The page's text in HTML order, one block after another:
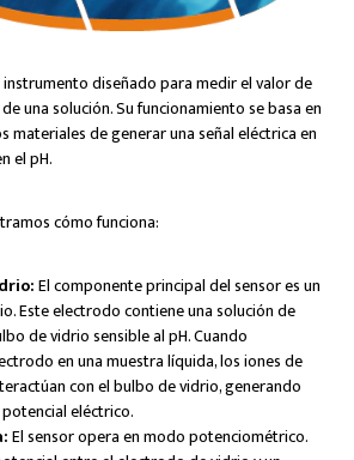
instrumento diseñado para medir el valor de
una solución. Su funcionamiento se basa en
materiales de generar una señal eléctrica en
el pH.
cómo funciona:
El componente principal del sensor es un
Este electrodo contiene una solución de
de vidrio sensible al pH. Cuando
en una muestra líquida, los iones de
con el bulbo de vidrio, generando
eléctrico.
El sensor opera en modo potenciométrico.